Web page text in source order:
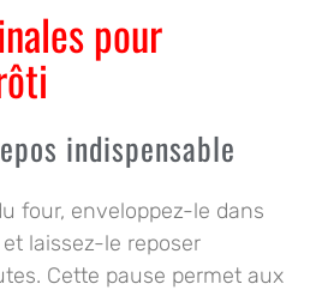
pour
indispensable
four, enveloppez-le dans
laissez-le reposer
Cette pause permet aux